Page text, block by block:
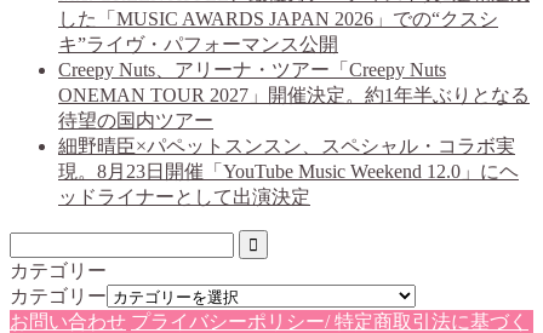
した「MUSIC AWARDS JAPAN 2026」での“クスシ
キ”ライヴ・パフォーマンス公開
Creepy Nuts、アリーナ・ツアー「Creepy Nuts
ONEMAN TOUR 2027」開催決定。約1年半ぶりとなる
待望の国内ツアー
細野晴臣×パペットスンスン、スペシャル・コラボ実
現。8月23日開催「YouTube Music Weekend 12.0」にヘ
ッドライナーとして出演決定
カテゴリー
カテゴリー
お問い合わせ プライバシーポリシー/ 特定商取引法に基づく